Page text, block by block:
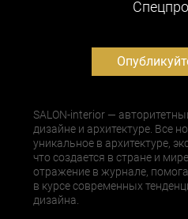
SALON-interior —
дизайне и архитектуре. Все
уникальное в архитектуре,
что создается в стране и
отражение в журнале,
в курсе современных
дизайна.